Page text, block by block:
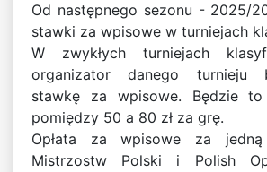
Od następnego sezonu - 2025/
stawki za wpisowe w turniejach
W zwykłych turniejach
organizator danego turnieju
stawkę za wpisowe. Będzie
pomiędzy 50 a 80 zł za grę.
Opłata za wpisowe za
Mistrzostw Polski i Polish